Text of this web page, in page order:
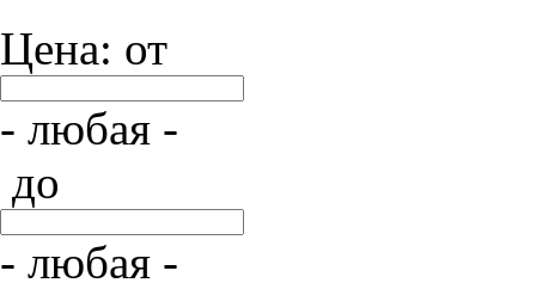
Цена: от
- любая -
до
- любая -